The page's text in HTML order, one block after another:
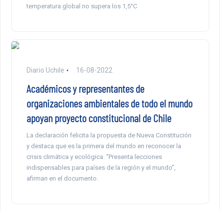
temperatura global no supera los 1,5°C
Diario Uchile 16-08-2022
Académicos y representantes de
organizaciones ambientales de todo el mundo
apoyan proyecto constitucional de Chile
La declaración felicita la propuesta de Nueva Constitución
y destaca que es la primera del mundo en reconocer la
crisis climática y ecológica. “Presenta lecciones
indispensables para países de la región y el mundo”,
afirman en el documento.